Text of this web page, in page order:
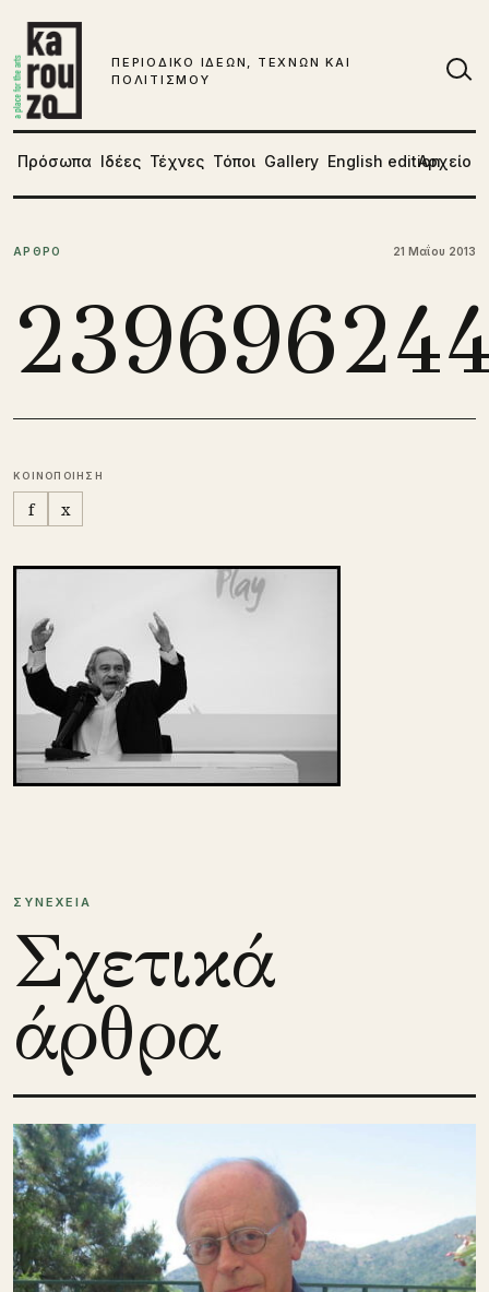
ΠΕΡΙΟΔΙΚΟ ΙΔΕΩΝ, ΤΕΧΝΩΝ ΚΑΙ
ΠΟΛΙΤΙΣΜΟΥ
Πρόσωπα Ιδέες Τέχνες Τόποι Gallery English editionΑρχείο
ΑΡΘΡΟ 21 Μαΐου 2013
ΚΟΙΝΟΠΟΙΗΣΗ
f x
ΣΥΝΕΧΕΙΑ
Σχετικά
άρθρα